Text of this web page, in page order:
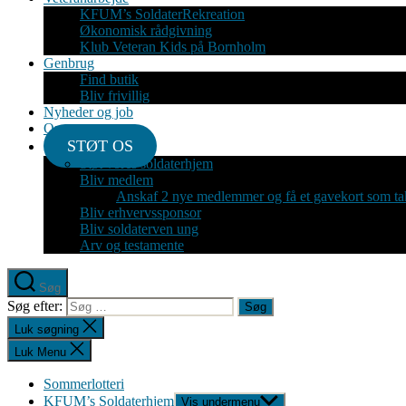
KFUM’s SoldaterRekreation
Økonomisk rådgivning
Klub Veteran Kids på Bornholm
Genbrug
Find butik
Bliv frivillig
Nyheder og job
Om
STØT OS
Støt vores soldaterhjem
Bliv medlem
Anskaf 2 nye medlemmer og få et gavekort som
Bliv erhvervssponsor
Bliv soldaterven ung
Arv og testamente
Søg
Søg efter:
Luk søgning
Luk Menu
Sommerlotteri
KFUM’s Soldaterhjem Vis undermenu